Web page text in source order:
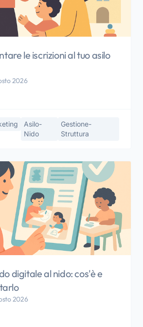
le iscrizioni al tuo asilo
2026
Asilo-
Nido
Gestione-
Struttura
digitale al nido: cos'è e
2026